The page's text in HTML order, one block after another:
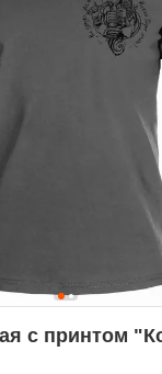
с принтом